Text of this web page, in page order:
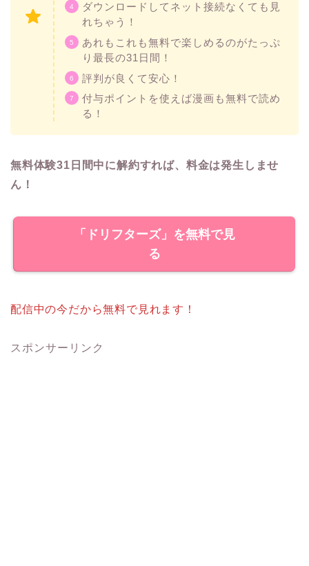
ダウンロードしてネット接続なくても見
れちゃう！
あれもこれも無料で楽しめるのがたっぷ
り最長の31日間！
評判が良くて安心！
付与ポイントを使えば漫画も無料で読め
る！
無料体験31日間中に解約すれば、料金は発生しませ
ん！
「ドリフターズ」を無料で見
る
配信中の今だから無料で見れます！
スポンサーリンク